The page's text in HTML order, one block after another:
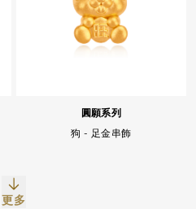
圓願系列
狗 - 足金串飾
更多